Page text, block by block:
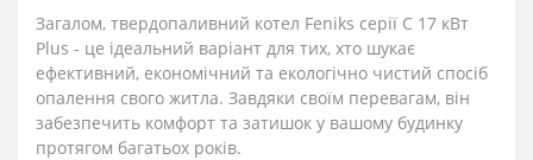
Загалом, твердопаливний котел Feniks серії C 17 кВт
Plus - це ідеальний варіант для тих, хто шукає
ефективний, економічний та екологічно чистий спосіб
опалення свого житла. Завдяки своїм перевагам, він
забезпечить комфорт та затишок у вашому будинку
протягом багатьох років.